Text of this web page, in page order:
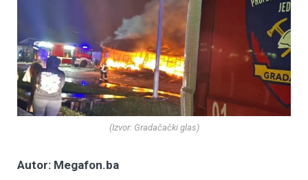
(Izvor: Gradačački glas)
Autor: Megafon.ba